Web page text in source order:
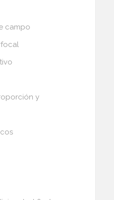
campo
y